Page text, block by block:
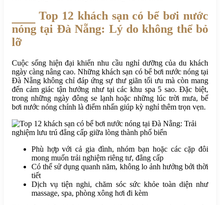
Top 12 khách sạn có bể bơi nước
nóng tại Đà Nẵng: Lý do không thể bỏ
lỡ
Cuộc sống hiện đại khiến nhu cầu nghỉ dưỡng của du khách
ngày càng nâng cao. Những khách sạn có bể bơi nước nóng tại
Đà Nẵng không chỉ đáp ứng sự thư giãn tối ưu mà còn mang
đến cảm giác tận hưởng như tại các khu spa 5 sao. Đặc biệt,
trong những ngày đông se lạnh hoặc những lúc trời mưa, bể
bơi nước nóng chính là điểm nhấn giúp kỳ nghỉ thêm trọn vẹn.
Phù hợp với cả gia đình, nhóm bạn hoặc các cặp đôi
mong muốn trải nghiệm riêng tư, đẳng cấp
Có thể sử dụng quanh năm, không lo ảnh hưởng bởi thời
tiết
Dịch vụ tiện nghi, chăm sóc sức khỏe toàn diện như
massage, spa, phòng xông hơi đi kèm